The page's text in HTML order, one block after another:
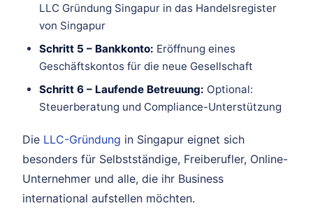
LLC Gründung Singapur in das Handelsregister
von Singapur
Schritt 5 – Bankkonto: Eröffnung eines
Geschäftskontos für die neue Gesellschaft
Schritt 6 – Laufende Betreuung: Optional:
Steuerberatung und Compliance-Unterstützung
Die LLC-Gründung in Singapur eignet sich
besonders für Selbstständige, Freiberufler, Online-
Unternehmer und alle, die ihr Business
international aufstellen möchten.